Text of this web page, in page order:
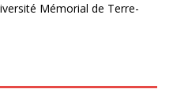
Mémorial de Terre-